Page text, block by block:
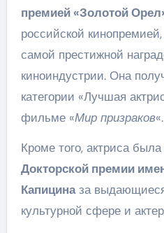
премией «Золотой
российской
самой престижной
киноиндустрии. Она
категории «Лучшая
фильме «Мир призраков«.
Кроме того, актриса
Докторской премии
Капициназа
культурной сфере и